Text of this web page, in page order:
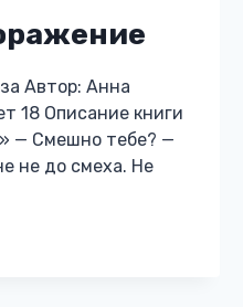
Автор: Анна
18 Описание книги
— Смешно тебе? —
не до смеха. Не